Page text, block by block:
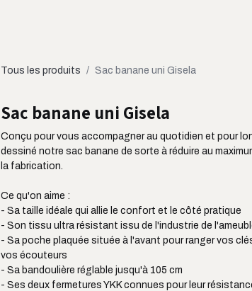
Tous les produits Sac banane uni Gisela
Sac banane uni Gisela
Conçu pour vous accompagner au quotidien et pour
dessiné notre sac banane de sorte à réduire au
la fabrication.
Ce qu'on aime :
- Sa taille idéale qui allie le confort et le côté pratique
- Son tissu ultra résistant issu de l'industrie de
- Sa poche plaquée située à l'avant pour ranger vos
vos écouteurs
- Sa bandoulière réglable jusqu'à 105 cm
- Ses deux fermetures YKK connues pour leur